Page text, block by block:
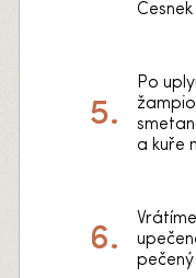
Po
a kuře